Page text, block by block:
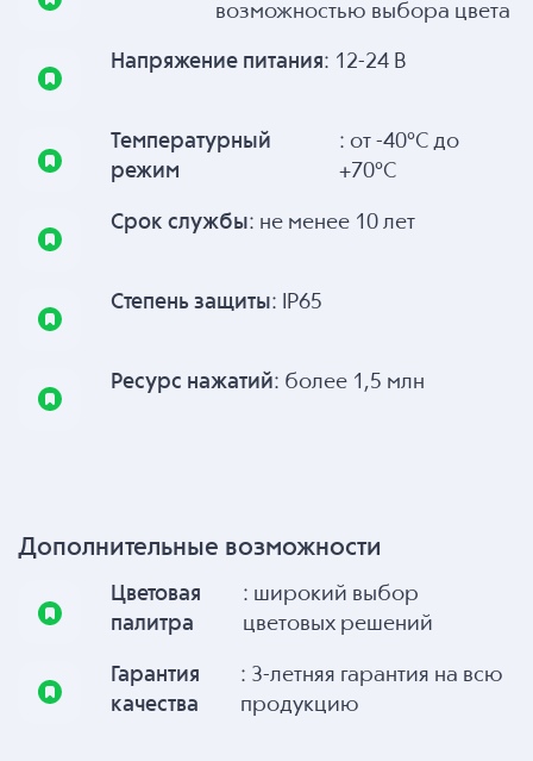
возможностью выбора цвета
Напряжение питания: 12-24 В
Температурный
режим
: от -40°C до
+70°C
Срок службы: не менее 10 лет
Степень защиты: IP65
Ресурс нажатий: более 1,5 млн
Дополнительные возможности
Цветовая
палитра
: широкий выбор
цветовых решений
Гарантия
качества
: 3-летняя гарантия на всю
продукцию